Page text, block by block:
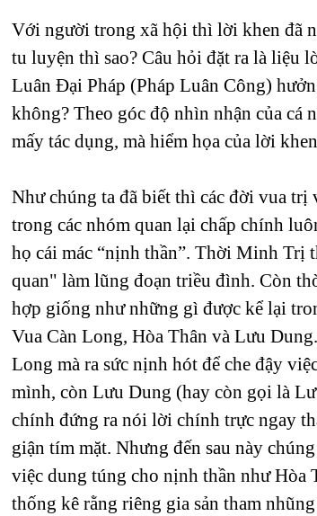
Với người trong xã hội thì lời khen đã
tu luyện thì sao? Câu hỏi đặt ra là liệu
Luân Đại Pháp (Pháp Luân Công)
không? Theo góc độ nhìn nhận của cá
mấy tác dụng, mà hiểm họa của lời
Như chúng ta đã biết thì các đời vua
trong các nhóm quan lại chấp chính
họ cái mác “nịnh thần”. Thời Minh Trị
quan" làm lũng đoạn triều đình. Còn
hợp giống như những gì được kể lại
Vua Càn Long, Hòa Thân và Lưu
Long mà ra sức nịnh hót để che đậy
mình, còn Lưu Dung (hay còn gọi là
chính đứng ra nói lời chính trực ngay
giận tím mặt. Nhưng đến sau này
việc dung túng cho nịnh thần như Hòa
thống kê rằng riêng gia sản tham